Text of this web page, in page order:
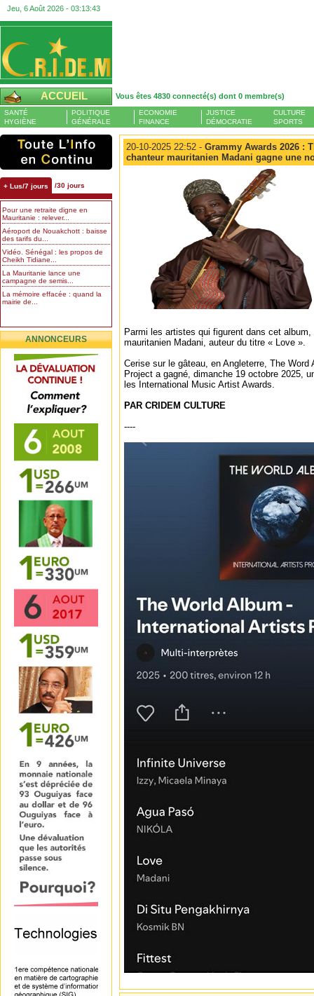
Jeu, 6 Août 2026 - 03:13:44
ACCUEIL Vous êtes 4830 connecté(s) dont 0 membre(s)
SANTÉ
HYGIÈNE
POLITIQUE
GÉNÉRALE
ECONOMIE
FINANCE
JUSTICE
DÉMOCRATIE
CULTURE
SPORTS
+ Lus/7 jours /30 jours
Pour une retraite digne en
Mauritanie : relever...
Aéroport de Nouakchott : baisse
des tarifs du...
Vidéo. Sénégal : les propos de
Cheikh Tidiane...
La Mauritanie lance une
campagne de semis...
La mémoire effacée : quand la
mairie de...
ANNONCEURS
20-10-2025 22:52 - Grammy Awards 2026 :
chanteur mauritanien Madani gagne une
Parmi les artistes qui figurent dans cet album,
mauritanien Madani, auteur du titre « Love ».
Cerise sur le gâteau, en Angleterre, The
Project a gagné, dimanche 19 octobre 2025,
les International Music Artist Awards.
PAR CRIDEM CULTURE
----